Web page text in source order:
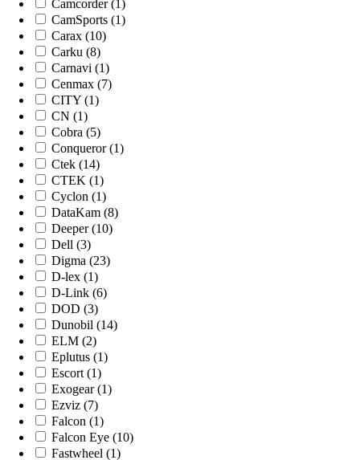
Camcorder (1)
CamSports (1)
Carax (10)
Carku (8)
Carnavi (1)
Cenmax (7)
CITY (1)
CN (1)
Cobra (5)
Conqueror (1)
Ctek (14)
CTEK (1)
Cyclon (1)
DataKam (8)
Deeper (10)
Dell (3)
Digma (23)
D-lex (1)
D-Link (6)
DOD (3)
Dunobil (14)
ELM (2)
Eplutus (1)
Escort (1)
Exogear (1)
Ezviz (7)
Falcon (1)
Falcon Eye (10)
Fastwheel (1)